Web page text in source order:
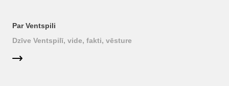
Par Ventspili
Dzīve Ventspilī, vide, fakti, vēsture